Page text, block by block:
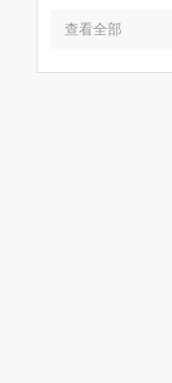
查看全部